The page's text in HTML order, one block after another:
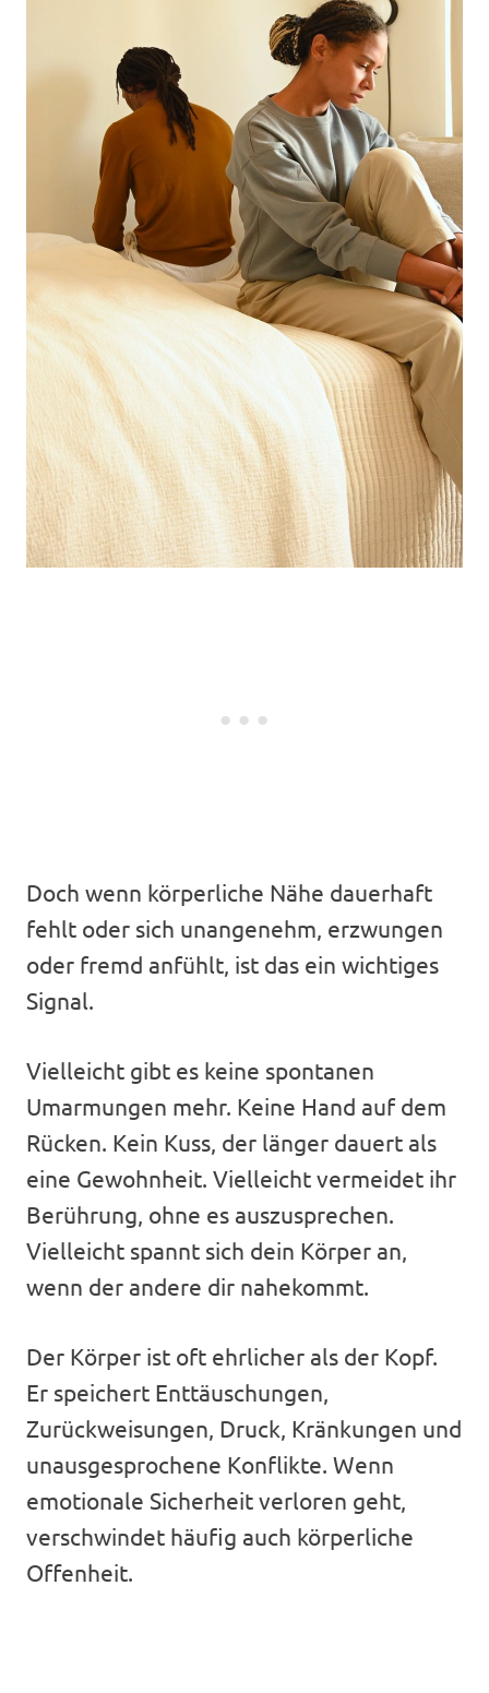
Doch wenn körperliche Nähe dauerhaft
fehlt oder sich unangenehm, erzwungen
oder fremd anfühlt, ist das ein wichtiges
Signal.
Vielleicht gibt es keine spontanen
Umarmungen mehr. Keine Hand auf dem
Rücken. Kein Kuss, der länger dauert als
eine Gewohnheit. Vielleicht vermeidet ihr
Berührung, ohne es auszusprechen.
Vielleicht spannt sich dein Körper an,
wenn der andere dir nahekommt.
Der Körper ist oft ehrlicher als der Kopf.
Er speichert Enttäuschungen,
Zurückweisungen, Druck, Kränkungen und
unausgesprochene Konflikte. Wenn
emotionale Sicherheit verloren geht,
verschwindet häufig auch körperliche
Offenheit.